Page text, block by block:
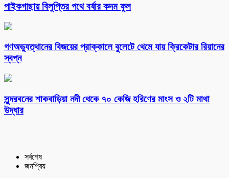
পাইকগাছায় বিলুপ্তির পথে বর্ষার কদম ফুল
গণঅভ্যুত্থানের বিজয়ের প্রাক্কালে বুলেটে থেমে যায় ক্রিকেটার রিয়ানের
স্বপ্ন
সুন্দরবনের শাকবাড়িয়া নদী থেকে ৭০ কেজি হরিণের মাংস ও ২টি মাথা
উদ্ধার
সর্বশেষ
জনপ্রিয়